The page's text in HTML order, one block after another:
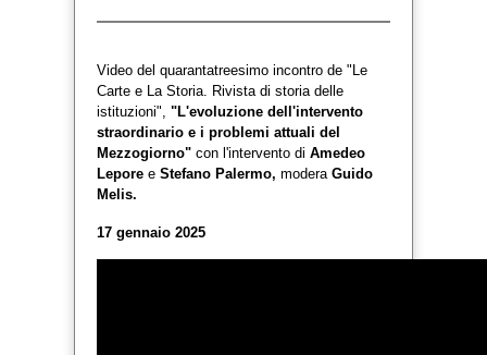
Video del quarantatreesimo incontro de "Le
Carte e La Storia. Rivista di storia delle
istituzioni", "L'evoluzione dell'intervento
straordinario e i problemi attuali del
Mezzogiorno" con l'intervento di Amedeo
Lepore e Stefano Palermo, modera Guido
Melis.
17 gennaio 2025